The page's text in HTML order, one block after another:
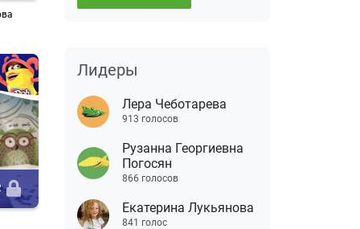
Лидеры
Лера Чеботарева
913 голосов
Рузанна Георгиевна
Погосян
866 голосов
Екатерина Лукьянова
841 голос